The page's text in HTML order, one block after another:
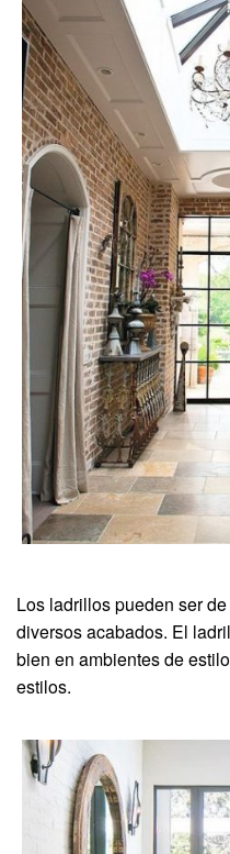
Los ladrillos pueden ser
diversos acabados. El
bien en ambientes de
estilos.